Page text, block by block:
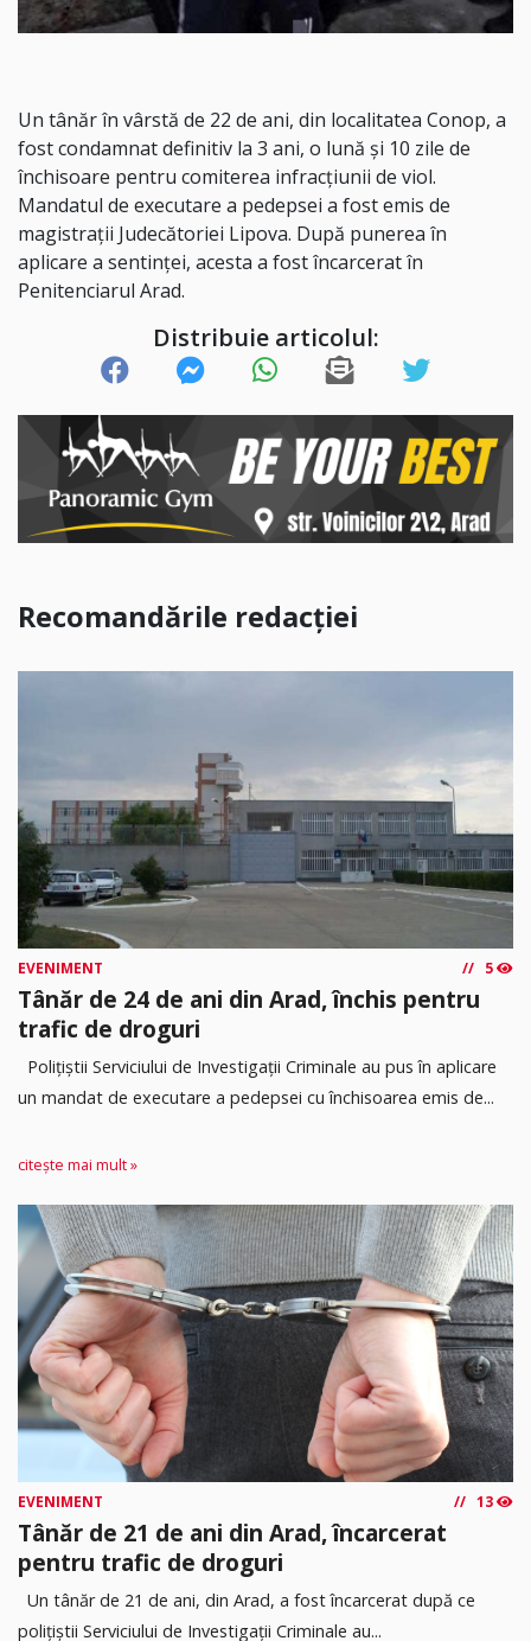
Un tânăr în vârstă de 22 de ani, din localitatea Conop, a
fost condamnat definitiv la 3 ani, o lună și 10 zile de
închisoare pentru comiterea infracțiunii de viol.
Mandatul de executare a pedepsei a fost emis de
magistrații Judecătoriei Lipova. După punerea în
aplicare a sentinței, acesta a fost încarcerat în
Penitenciarul Arad.
Distribuie articolul:
Recomandările redacției
EVENIMENT 5
Tânăr de 24 de ani din Arad, închis pentru
trafic de droguri
Polițiștii Serviciului de Investigații Criminale au pus în aplicare
un mandat de executare a pedepsei cu închisoarea emis de...
citește mai mult »
EVENIMENT 13
Tânăr de 21 de ani din Arad, încarcerat
pentru trafic de droguri
Un tânăr de 21 de ani, din Arad, a fost încarcerat după ce
polițiștii Serviciului de Investigații Criminale au...